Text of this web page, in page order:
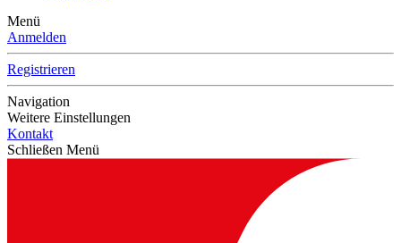
Menü
Anmelden
Registrieren
Navigation
Weitere Einstellungen
Kontakt
Schließen Menü